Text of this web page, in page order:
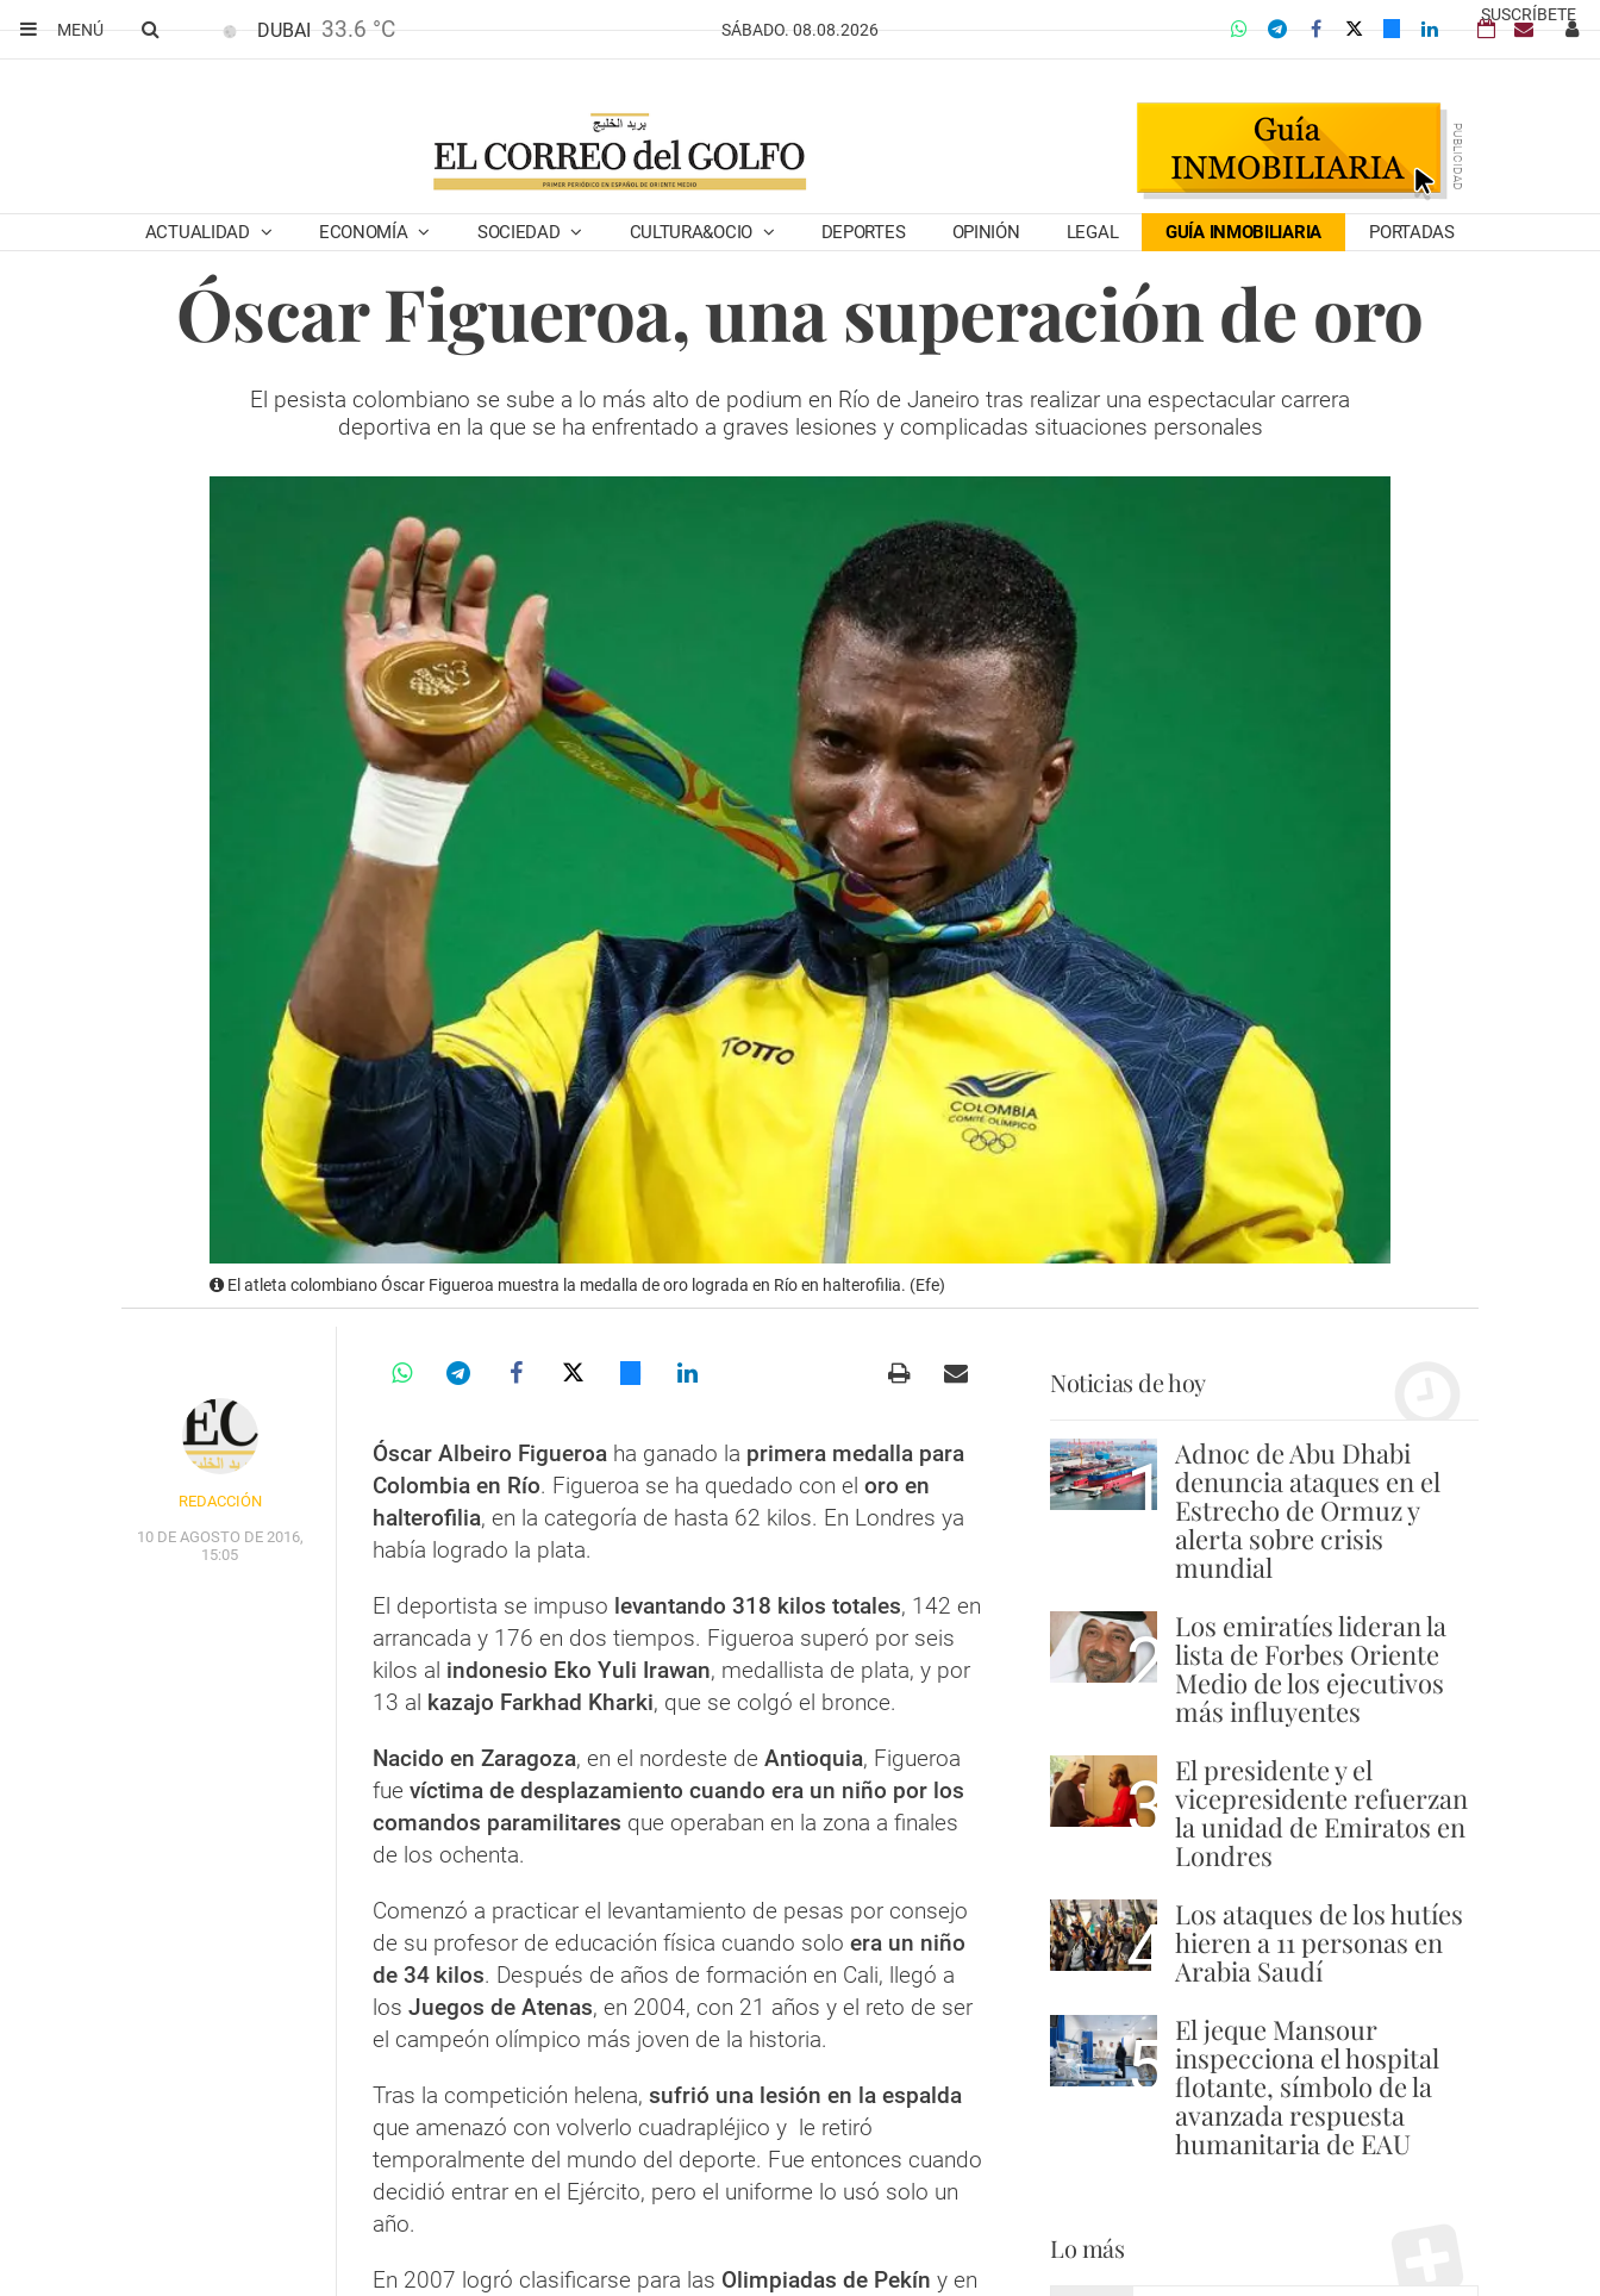
SUSCRÍBETE
MENÚ
DUBAI 33.6 °C SÁBADO. 08.08.2026
ACTUALIDAD ECONOMÍA SOCIEDAD CULTURA&OCIO DEPORTES OPINIÓN LEGAL GUÍA INMOBILIARIA PORTADAS
Óscar Figueroa, una superación de oro
El pesista colombiano se sube a lo más alto de podium en Río de Janeiro tras realizar una espectacular carrera
deportiva en la que se ha enfrentado a graves lesiones y complicadas situaciones personales
El atleta colombiano Óscar Figueroa muestra la medalla de oro lograda en Río en halterofilia. (Efe)
REDACCIÓN
10 DE AGOSTO DE 2016,
15:05
Óscar Albeiro Figueroa ha ganado la primera medalla para
Colombia en Río. Figueroa se ha quedado con el oro en
halterofilia, en la categoría de hasta 62 kilos. En Londres ya
había logrado la plata.
El deportista se impuso levantando 318 kilos totales, 142 en
arrancada y 176 en dos tiempos. Figueroa superó por seis
kilos al indonesio Eko Yuli Irawan, medallista de plata, y por
13 al kazajo Farkhad Kharki, que se colgó el bronce.
Nacido en Zaragoza, en el nordeste de Antioquia, Figueroa
fue víctima de desplazamiento cuando era un niño por los
comandos paramilitares que operaban en la zona a finales
de los ochenta.
Comenzó a practicar el levantamiento de pesas por consejo
de su profesor de educación física cuando solo era un niño
de 34 kilos. Después de años de formación en Cali, llegó a
los Juegos de Atenas, en 2004, con 21 años y el reto de ser
el campeón olímpico más joven de la historia.
Tras la competición helena, sufrió una lesión en la espalda
que amenazó con volverlo cuadrapléjico y le retiró
temporalmente del mundo del deporte. Fue entonces cuando
decidió entrar en el Ejército, pero el uniforme lo usó solo un
año.
En 2007 logró clasificarse para las Olimpiadas de Pekín y en
Noticias de hoy
1 Adnoc de Abu Dhabi
denuncia ataques en el
Estrecho de Ormuz y
alerta sobre crisis
mundial
2 Los emiratíes lideran la
lista de Forbes Oriente
Medio de los ejecutivos
más influyentes
3 El presidente y el
vicepresidente refuerzan
la unidad de Emiratos en
Londres
4 Los ataques de los hutíes
hieren a 11 personas en
Arabia Saudí
5 El jeque Mansour
inspecciona el hospital
flotante, símbolo de la
avanzada respuesta
humanitaria de EAU
Lo más